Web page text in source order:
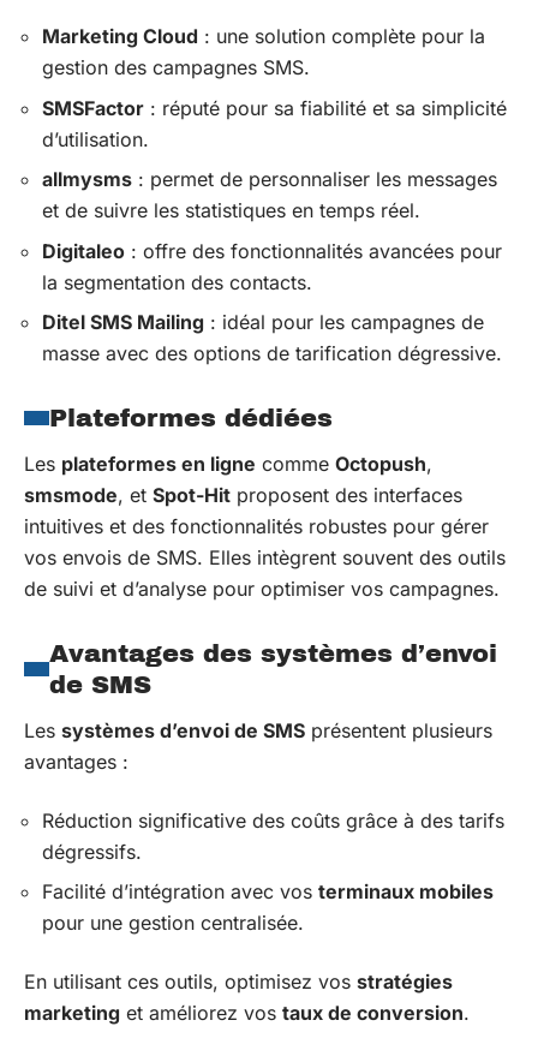
Marketing Cloud : une solution complète pour la
gestion des campagnes SMS.
SMSFactor : réputé pour sa fiabilité et sa simplicité
d’utilisation.
allmysms : permet de personnaliser les messages
et de suivre les statistiques en temps réel.
Digitaleo : offre des fonctionnalités avancées pour
la segmentation des contacts.
Ditel SMS Mailing : idéal pour les campagnes de
masse avec des options de tarification dégressive.
Plateformes dédiées
Les plateformes en ligne comme Octopush,
smsmode, et Spot-Hit proposent des interfaces
intuitives et des fonctionnalités robustes pour gérer
vos envois de SMS. Elles intègrent souvent des outils
de suivi et d’analyse pour optimiser vos campagnes.
Avantages des systèmes d’envoi
de SMS
Les systèmes d’envoi de SMS présentent plusieurs
avantages :
Réduction significative des coûts grâce à des tarifs
dégressifs.
Facilité d’intégration avec vos terminaux mobiles
pour une gestion centralisée.
En utilisant ces outils, optimisez vos stratégies
marketing et améliorez vos taux de conversion.